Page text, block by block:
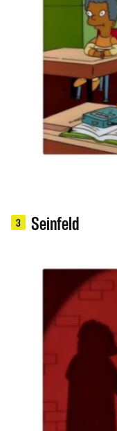
3 Seinfeld